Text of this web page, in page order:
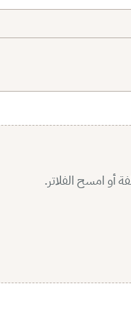
أو امسح الفلاتر.